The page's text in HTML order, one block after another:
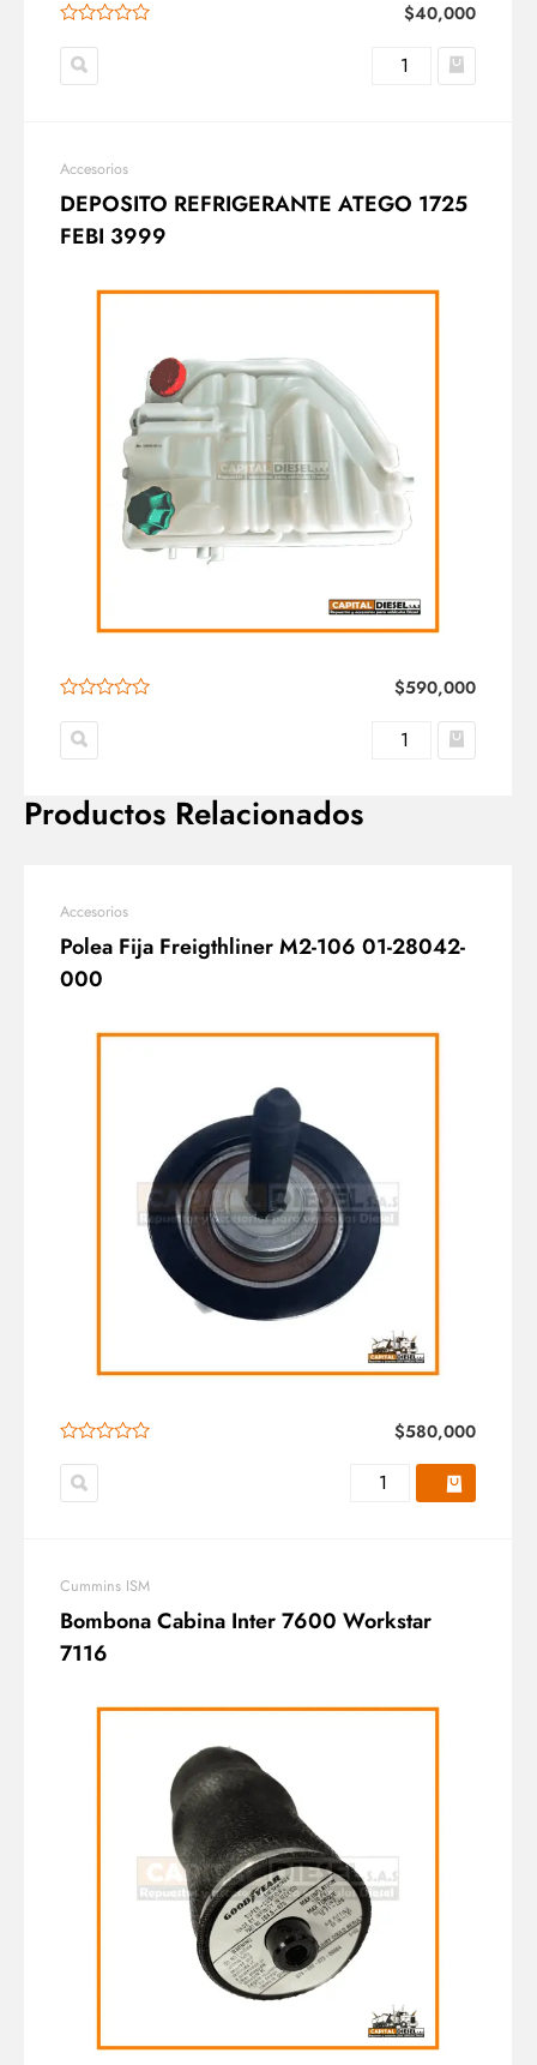
$40,000
Accesorios
DEPOSITO REFRIGERANTE ATEGO 1725
FEBI 3999
$590,000
Productos Relacionados
Accesorios
Polea Fija Freigthliner M2-106 01-28042-
000
$580,000
Cummins ISM
Bombona Cabina Inter 7600 Workstar
7116